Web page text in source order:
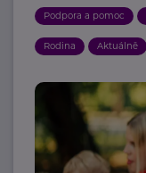
Podpora a pomoc
Rodina Aktuálně